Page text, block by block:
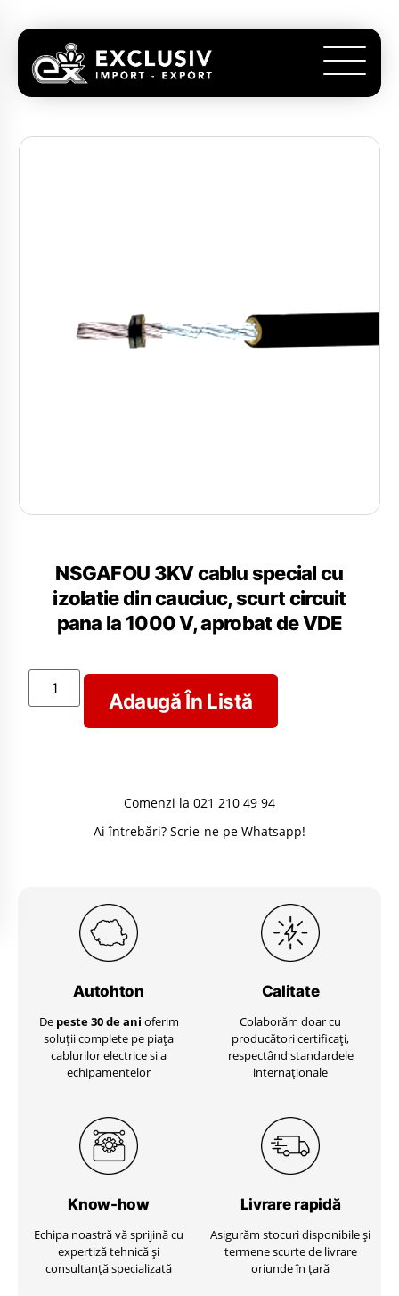
NSGAFOU 3KV cablu special cu
izolatie din cauciuc, scurt circuit
pana la 1000 V, aprobat de VDE
Adaugă În Listă
Comenzi la 021 210 49 94
Ai întrebări? Scrie-ne pe Whatsapp!
Autohton
De peste 30 de ani oferim
soluții complete pe piața
cablurilor electrice si a
echipamentelor
Calitate
Colaborăm doar cu
producători certificați,
respectând standardele
internaționale
Know-how
Echipa noastră vă sprijină cu
expertiză tehnică și
consultanță specializată
Livrare rapidă
Asigurăm stocuri disponibile și
termene scurte de livrare
oriunde în țară